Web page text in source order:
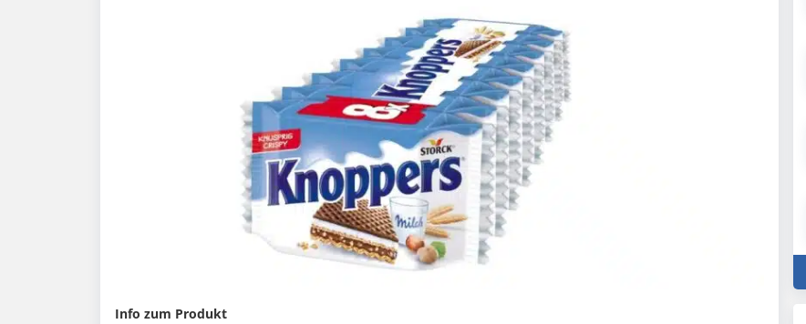
Info zum Produkt